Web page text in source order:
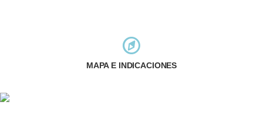
MAPA E INDICACIONES